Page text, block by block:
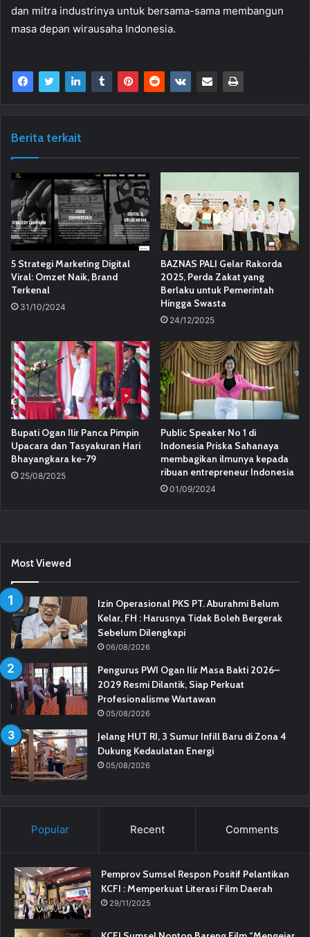
dan mitra industrinya untuk bersama-sama membangun
masa depan wirausaha Indonesia.
Berita terkait
5 Strategi Marketing Digital
Viral: Omzet Naik, Brand
Terkenal
31/10/2024
BAZNAS PALI Gelar Rakorda
2025, Perda Zakat yang
Berlaku untuk Pemerintah
Hingga Swasta
24/12/2025
Bupati Ogan Ilir Panca Pimpin
Upacara dan Tasyakuran Hari
Bhayangkara ke-79
25/08/2025
Public Speaker No 1 di
Indonesia Priska Sahanaya
membagikan ilmunya kepada
ribuan entrepreneur Indonesia
01/09/2024
Most Viewed
Izin Operasional PKS PT. Aburahmi Belum
Kelar, FH : Harusnya Tidak Boleh Bergerak
Sebelum Dilengkapi
06/08/2026
Pengurus PWI Ogan Ilir Masa Bakti 2026–
2029 Resmi Dilantik, Siap Perkuat
Profesionalisme Wartawan
05/08/2026
Jelang HUT RI, 3 Sumur Infill Baru di Zona 4
Dukung Kedaulatan Energi
05/08/2026
Popular Recent Comments
Pemprov Sumsel Respon Positif Pelantikan
KCFI : Memperkuat Literasi Film Daerah
29/11/2025